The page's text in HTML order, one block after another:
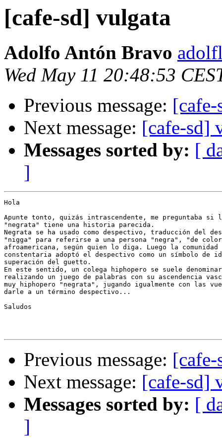
[cafe-sd] vulgata
Adolfo Antón Bravo
Wed May 11 20:48:53
Previous message:
Next message: [cafe-sd]
Messages sorted by: [
]
Hola
Apunte tonto, quizás intrascendente, me preguntaba
"negrata" tiene una historia parecida.
Negrata se ha usado como despectivo, traducción del
"nigga" para referirse a una persona "negra", "de
afroamericana, según quien lo diga. Luego la comunidad
constentaria adoptó el despectivo como un símbolo de
superación del guetto.
En este sentido, un colega hiphopero se suele
realizando un juego de palabras con su ascendencia
muy hiphopero "negrata", jugando igualmente con las
darle a un término despectivo...
Saludos
Previous message:
Next message: [cafe-sd]
Messages sorted by: [
]